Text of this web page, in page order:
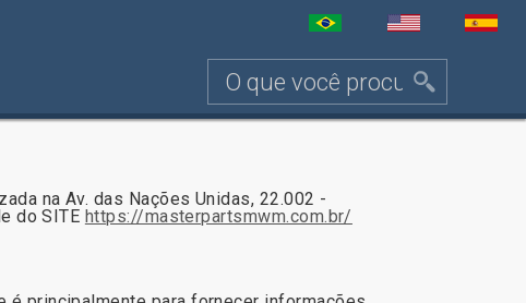
na Av. das Nações Unidas, 22.002 -
do SITE https://masterpartsmwm.com.br/